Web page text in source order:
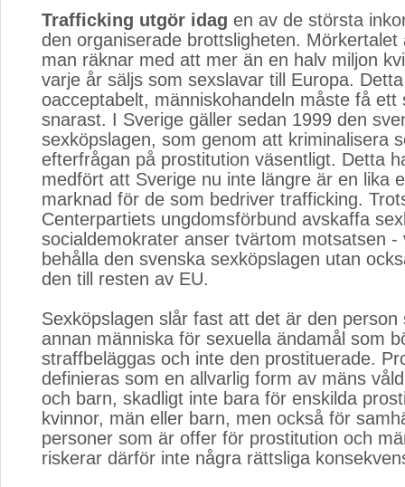
Trafficking utgör idag en av de största
den organiserade brottsligheten.
man räknar med att mer än en halv miljon
varje år säljs som sexslavar till Europa.
oacceptabelt, människohandeln måste få ett
snarast. I Sverige gäller sedan 1999 den
sexköpslagen, som genom att kriminalisera
efterfrågan på prostitution väsentligt. Detta
medfört att Sverige nu inte längre är en lika
marknad för de som bedriver trafficking.
Centerpartiets ungdomsförbund avskaffa
socialdemokrater anser tvärtom motsatsen -
behålla den svenska sexköpslagen utan
den till resten av EU.
Sexköpslagen slår fast att det är den person
annan människa för sexuella ändamål som
straffbeläggas och inte den prostituerade.
definieras som en allvarlig form av mäns
och barn, skadligt inte bara för enskilda
kvinnor, män eller barn, men också för
personer som är offer för prostitution och
riskerar därför inte några rättsliga